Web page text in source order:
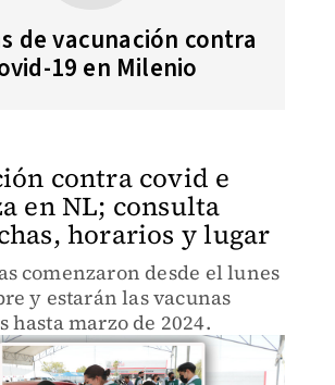
de vacunación contra
19 en Milenio
contra covid e
en NL; consulta
horarios y lugar
comenzaron desde el lunes
y estarán las vacunas
hasta marzo de 2024.